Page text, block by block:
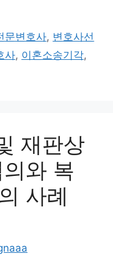
문변호사, 변호사선
사, 이혼소송기각,
재판상
와 복
사례